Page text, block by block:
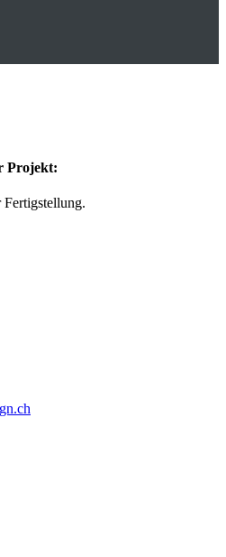
Projekt: